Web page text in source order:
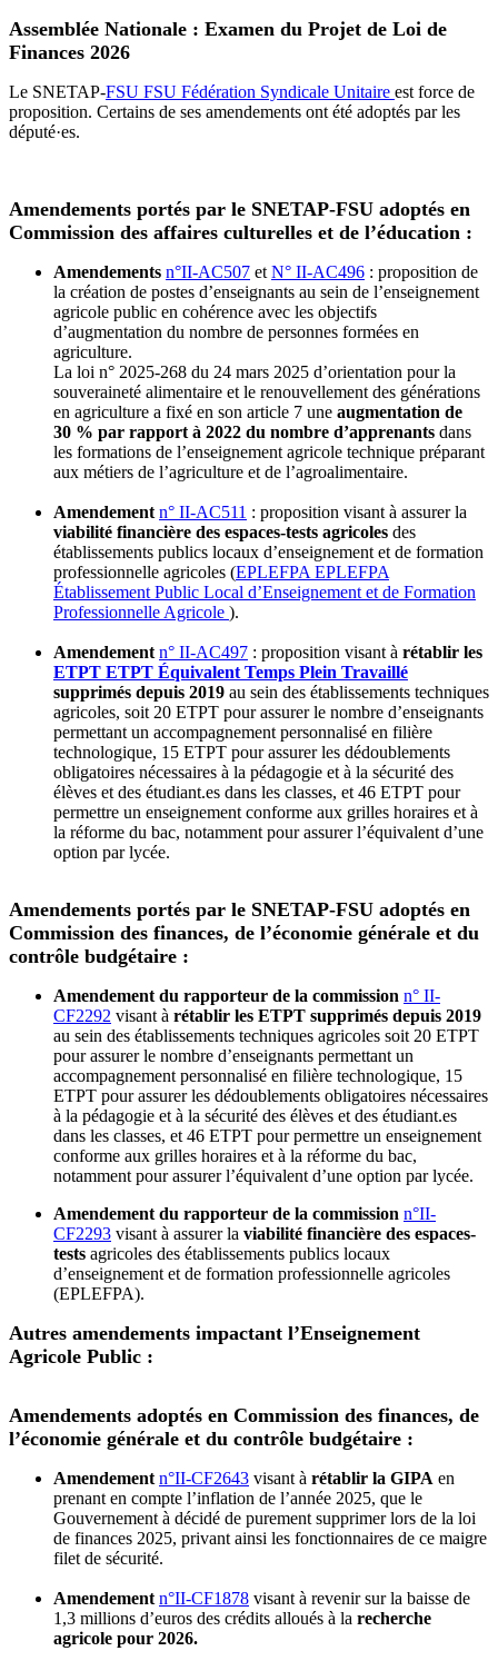
Assemblée Nationale : Examen du Projet de Loi de
Finances 2026
Le SNETAP-FSU FSU Fédération Syndicale Unitaire est force de
proposition. Certains de ses amendements ont été adoptés par les
député·es.
Amendements portés par le SNETAP-FSU adoptés en
Commission des affaires culturelles et de l’éducation :
Amendements n°II-AC507 et N° II-AC496 : proposition de
la création de postes d’enseignants au sein de l’enseignement
agricole public en cohérence avec les objectifs
d’augmentation du nombre de personnes formées en
agriculture.
La loi n° 2025-268 du 24 mars 2025 d’orientation pour la
souveraineté alimentaire et le renouvellement des générations
en agriculture a fixé en son article 7 une augmentation de
30 % par rapport à 2022 du nombre d’apprenants dans
les formations de l’enseignement agricole technique préparant
aux métiers de l’agriculture et de l’agroalimentaire.
Amendement n° II-AC511 : proposition visant à assurer la
viabilité financière des espaces-tests agricoles des
établissements publics locaux d’enseignement et de formation
professionnelle agricoles (EPLEFPA EPLEFPA
Établissement Public Local d’Enseignement et de Formation
Professionnelle Agricole ).
Amendement n° II-AC497 : proposition visant à rétablir les
ETPT ETPT Équivalent Temps Plein Travaillé
supprimés depuis 2019 au sein des établissements techniques
agricoles, soit 20 ETPT pour assurer le nombre d’enseignants
permettant un accompagnement personnalisé en filière
technologique, 15 ETPT pour assurer les dédoublements
obligatoires nécessaires à la pédagogie et à la sécurité des
élèves et des étudiant.es dans les classes, et 46 ETPT pour
permettre un enseignement conforme aux grilles horaires et à
la réforme du bac, notamment pour assurer l’équivalent d’une
option par lycée.
Amendements portés par le SNETAP-FSU adoptés en
Commission des finances, de l’économie générale et du
contrôle budgétaire :
Amendement du rapporteur de la commission n° II-
CF2292 visant à rétablir les ETPT supprimés depuis 2019
au sein des établissements techniques agricoles soit 20 ETPT
pour assurer le nombre d’enseignants permettant un
accompagnement personnalisé en filière technologique, 15
ETPT pour assurer les dédoublements obligatoires nécessaires
à la pédagogie et à la sécurité des élèves et des étudiant.es
dans les classes, et 46 ETPT pour permettre un enseignement
conforme aux grilles horaires et à la réforme du bac,
notamment pour assurer l’équivalent d’une option par lycée.
Amendement du rapporteur de la commission n°II-
CF2293 visant à assurer la viabilité financière des espaces-
tests agricoles des établissements publics locaux
d’enseignement et de formation professionnelle agricoles
(EPLEFPA).
Autres amendements impactant l’Enseignement
Agricole Public :
Amendements adoptés en Commission des finances, de
l’économie générale et du contrôle budgétaire :
Amendement n°II-CF2643 visant à rétablir la GIPA en
prenant en compte l’inflation de l’année 2025, que le
Gouvernement à décidé de purement supprimer lors de la loi
de finances 2025, privant ainsi les fonctionnaires de ce maigre
filet de sécurité.
Amendement n°II-CF1878 visant à revenir sur la baisse de
1,3 millions d’euros des crédits alloués à la recherche
agricole pour 2026.